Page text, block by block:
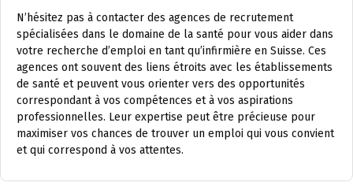
N’hésitez pas à contacter des agences de recrutement
spécialisées dans le domaine de la santé pour vous aider dans
votre recherche d’emploi en tant qu’infirmière en Suisse. Ces
agences ont souvent des liens étroits avec les établissements
de santé et peuvent vous orienter vers des opportunités
correspondant à vos compétences et à vos aspirations
professionnelles. Leur expertise peut être précieuse pour
maximiser vos chances de trouver un emploi qui vous convient
et qui correspond à vos attentes.